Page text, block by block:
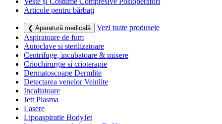
Articole pentru bărbați
❮ Aparatură medicală
Vezi toate produsele
Aspiratoare de fum
Autoclave si sterilizatoare
Centrifuge, incubatoare & mixere
Criochirurgie si crioterapie
Dermatoscoape Dermlite
Detectarea venelor Veinlite
Incaltatoare
Jett Plasma
Lasere
Lipoaspiratie BodyJet